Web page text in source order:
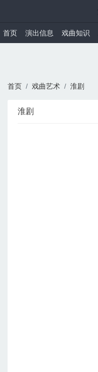
首页 演出信息 戏曲知识
首页 戏曲艺术 淮剧
淮剧